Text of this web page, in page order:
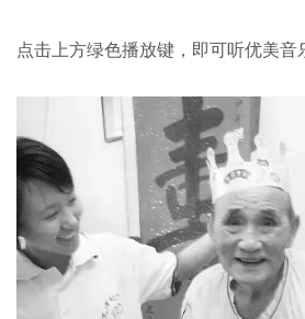
点击上方绿色播放键，即可听优美音